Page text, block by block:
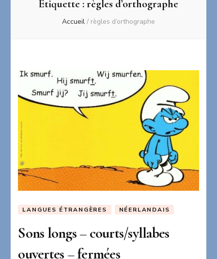
Étiquette :règles d’orthographe
Accueil / règles d’orthographe
LANGUES ÉTRANGÈRES NÉERLANDAIS
Sons longs – courts/syllabes
ouvertes – fermées